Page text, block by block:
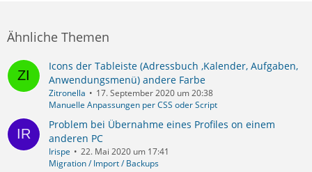
Ähnliche Themen
Icons der Tableiste (Adressbuch ,Kalender, Aufgaben,
Anwendungsmenü) andere Farbe
Zitronella
17. September 2020 um 20:38
Manuelle Anpassungen per CSS oder Script
Problem bei Übernahme eines Profiles on einem
anderen PC
Irispe
22. Mai 2020 um 17:41
Migration / Import / Backups